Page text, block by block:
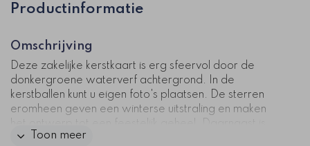
Productinformatie
Omschrijving
Deze zakelijke kerstkaart is erg sfeervol door de
donkergroene waterverf achtergrond. In de
kerstballen kunt u eigen foto's plaatsen. De sterren
eromheen geven een winterse uitstraling en maken
het mogelijk om uw bedrijfsnaam op de voorkant van
Toon meer